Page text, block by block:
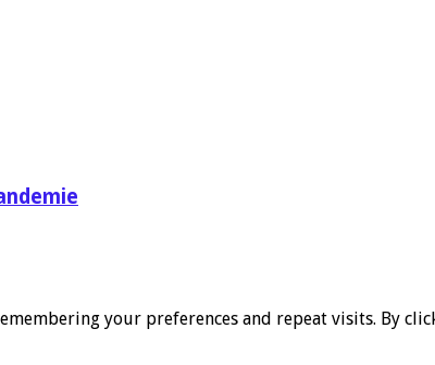
your preferences and repeat visits. By